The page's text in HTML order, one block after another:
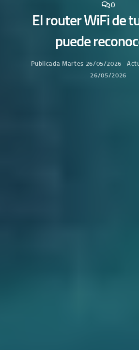
0
El router WiFi de
puede
Publicada Martes 26/05/2026 ·
26/05/2026